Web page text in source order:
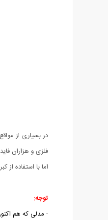
در بسیاری از
فلزی و هزاران
اما با استفاده
توجه:
- مدلی که هم